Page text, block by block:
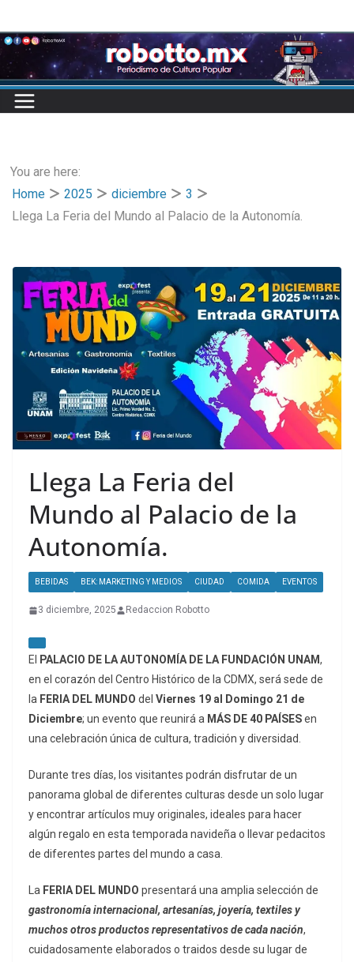
to
content
You are here:
Home
2025 diciembre
3
Llega La Feria del Mundo al Palacio de la Autonomía.
Llega La Feria del
Mundo al Palacio de la
Autonomía.
BEBIDAS BEK: MARKETING Y MEDIOS CIUDAD COMIDA EVENTOS
3 diciembre, 2025 Redaccion Robotto
El PALACIO DE LA AUTONOMÍA DE LA FUNDACIÓN UNAM,
en el corazón del Centro Histórico de la CDMX, será sede de
la FERIA DEL MUNDO del Viernes 19 al Domingo 21 de
Diciembre; un evento que reunirá a MÁS DE 40 PAÍSESen
una celebración única de cultura, tradición y diversidad.
Durante tres días, los visitantes podrán disfrutar de un
panorama global de diferentes culturas desde un solo lugar
y encontrar artículos muy originales, ideales para hacer
algún regalo en esta temporada navideña o llevar pedacitos
de diferentes partes del mundo a casa.
La FERIA DEL MUNDO presentará una amplia selección de
gastronomía internacional, artesanías, joyería, textiles y
muchos otros productos representativos de cada nación,
cuidadosamente elaborados o traidos desde su lugar de